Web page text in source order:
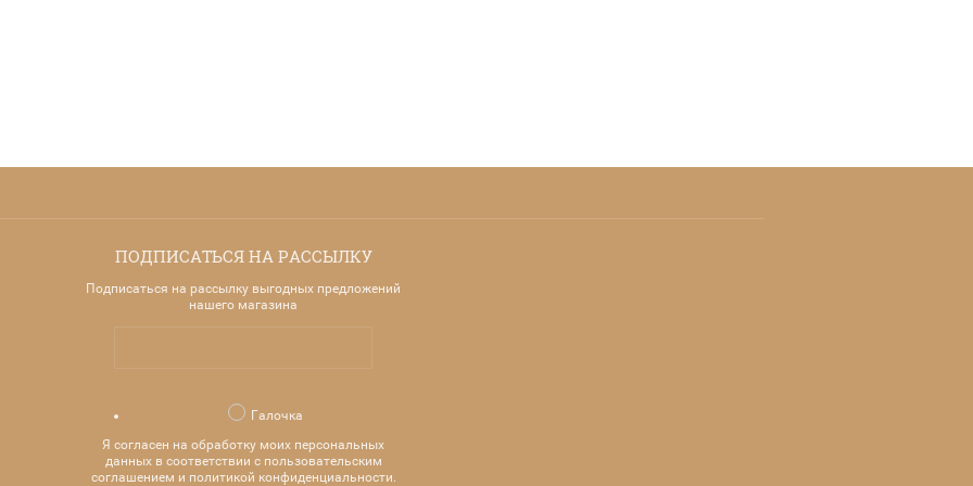
ПОДПИСАТЬСЯ НА РАССЫЛКУ
Подписаться на рассылку выгодных предложений
нашего магазина
Галочка
Я согласен на обработку моих персональных
данных в соответствии с пользовательским
соглашением и политикой конфиденциальности.